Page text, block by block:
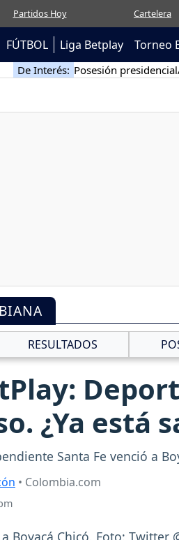
Partidos Hoy Cartelera
FÚTBOL Liga Betplay Torneo
De Interés: Posesión presidencial
RESULTADOS
¿Ya está
Santa Fe venció a
• Colombia.com